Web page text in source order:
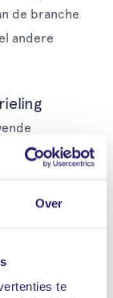
Over
te
de branche
andere
Ook voor
bent u